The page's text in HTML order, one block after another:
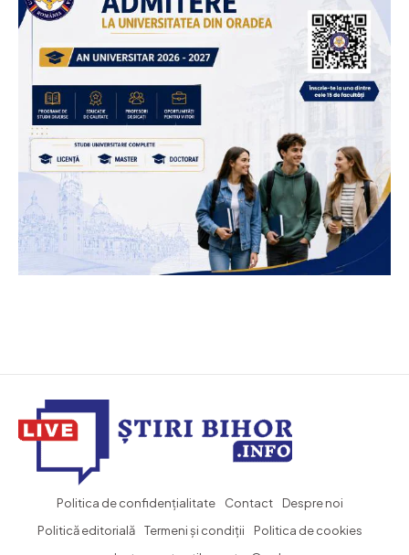
Politica de confidențialitate Contact
Despre noi
Politică editorială
Termeni și condiții
Politica de cookies